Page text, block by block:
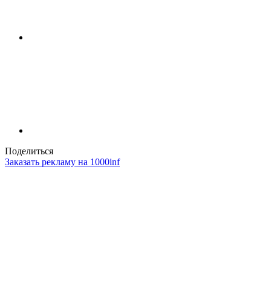
Поделиться
Заказать рекламу на 1000inf